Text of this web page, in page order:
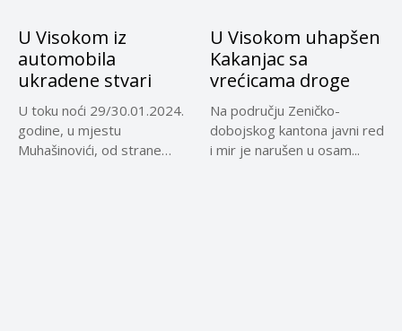
U Visokom iz
automobila
ukradene stvari
U toku noći 29/30.01.2024.
godine, u mjestu
Muhašinovići, od strane
U Visokom uhapšen
Kakanjac sa
vrećicama droge
Na području Zeničko-
dobojskog kantona javni red
i mir je narušen u osam...